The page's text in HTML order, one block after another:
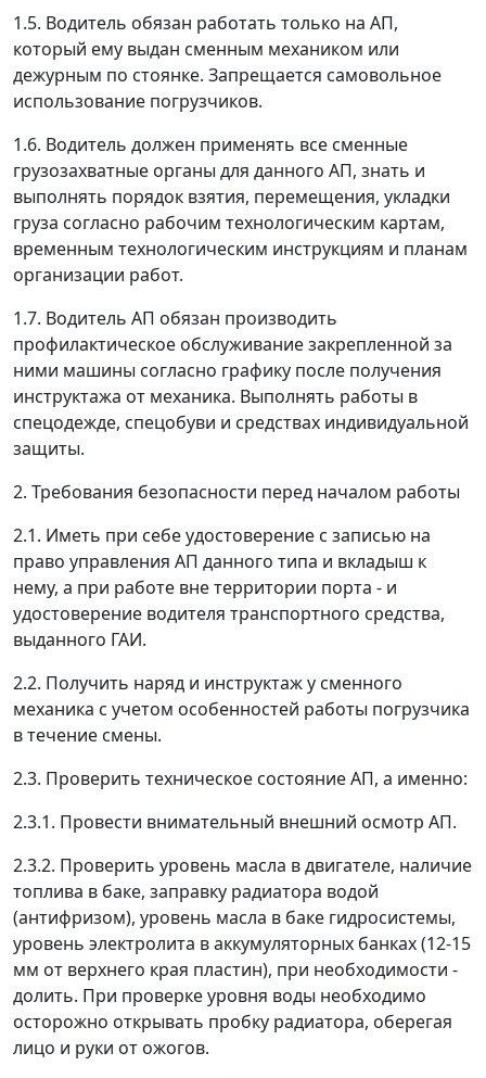
1.5. Водитель обязан работать только на АП,
который ему выдан сменным механиком или
дежурным по стоянке. Запрещается самовольное
использование погрузчиков.
1.6. Водитель должен применять все сменные
грузозахватные органы для данного АП, знать и
выполнять порядок взятия, перемещения, укладки
груза согласно рабочим технологическим картам,
временным технологическим инструкциям и планам
организации работ.
1.7. Водитель АП обязан производить
профилактическое обслуживание закрепленной за
ними машины согласно графику после получения
инструктажа от механика. Выполнять работы в
спецодежде, спецобуви и средствах индивидуальной
защиты.
2. Требования безопасности перед началом работы
2.1. Иметь при себе удостоверение с записью на
право управления АП данного типа и вкладыш к
нему, а при работе вне территории порта - и
удостоверение водителя транспортного средства,
выданного ГАИ.
2.2. Получить наряд и инструктаж у сменного
механика с учетом особенностей работы погрузчика
в течение смены.
2.3. Проверить техническое состояние АП, а именно:
2.3.1. Провести внимательный внешний осмотр АП.
2.3.2. Проверить уровень масла в двигателе, наличие
топлива в баке, заправку радиатора водой
(антифризом), уровень масла в баке гидросистемы,
уровень электролита в аккумуляторных банках (12-15
мм от верхнего края пластин), при необходимости -
долить. При проверке уровня воды необходимо
осторожно открывать пробку радиатора, оберегая
лицо и руки от ожогов.